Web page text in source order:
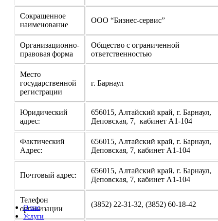
О нас
Услуги
Сокращенное
наименование
ООО “Бизнес-сервис”
Организационно-
правовая форма
Общество с ограниченной
ответственностью
Место
государственной
регистрации
г. Барнаул
Юридический
адрес:
656015, Алтайский край, г. Барнаул,
Деповская, 7, кабинет А1-104
Фактический
Адрес:
656015, Алтайский край, г. Барнаул,
Деповская, 7, кабинет А1-104
Почтовый адрес:
656015, Алтайский край, г. Барнаул,
Деповская, 7, кабинет А1-104
Телефон
организации
(3852) 22-31-32, (3852) 60-18-42